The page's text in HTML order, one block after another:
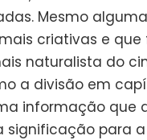
Mesmo
criativas e
naturalista do
a divisão em
informação que
significação para a